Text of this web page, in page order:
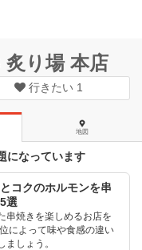
り場 本店
行きたい 1
地図
になっています
コクのホルモンを串
選
串焼きを楽しめるお店を
によって味や食感の違い
しょう。